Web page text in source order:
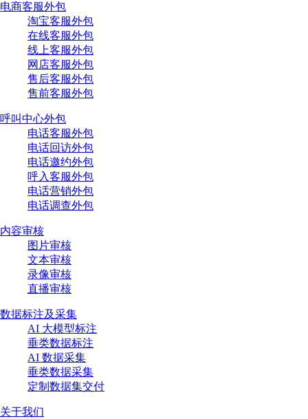
电商客服外包
淘宝客服外包
在线客服外包
线上客服外包
网店客服外包
售后客服外包
售前客服外包
呼叫中心外包
电话客服外包
电话回访外包
电话邀约外包
呼入客服外包
电话营销外包
电话调查外包
内容审核
图片审核
文本审核
录像审核
直播审核
数据标注及采集
AI 大模型标注
垂类数据标注
AI 数据采集
垂类数据采集
定制数据集交付
关于我们